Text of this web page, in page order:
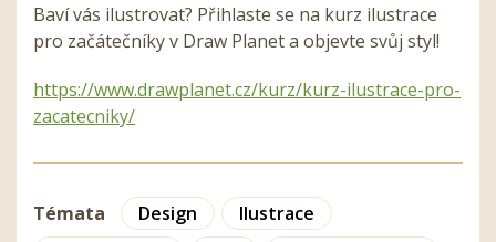
Bavívás ilustrovat? Přihlaste se na kurz ilustrace
pro začátečníkyv Draw Planet a objevte svůj styl!
https://www.drawplanet.cz/kurz/kurz-ilustrace-pro-
zacatecniky/
Témata Design
Ilustrace